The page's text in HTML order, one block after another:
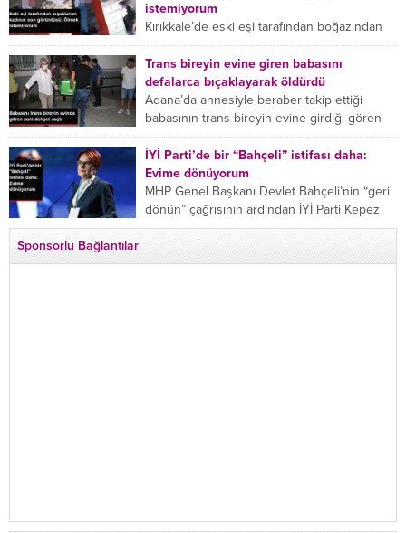
istemiyorum
Kırıkkale’de eski eşi tarafından boğazından
bıçaklanan Emine Bulut’un “Ben ölmek
istemiyorum” demesi ve yanında bulunan 10
yaşındaki kızının “Anne lütfen...
Trans bireyin evine giren babasını
defalarca bıçaklayarak öldürdü
Adana’da annesiyle beraber takip ettiği
babasının trans bireyin evine girdiği gören
cani, babasını vücudunun çeşitli yerlerinden
bıçaklayarak öldürdü. Adana’da bir...
İYİ Parti’de bir “Bahçeli” istifası daha:
Evime dönüyorum
MHP Genel Başkanı Devlet Bahçeli’nin “geri
dönün” çağrısının ardından İYİ Parti Kepez
İlçe Başkan Yardımcısı Özgür Avcı “Evime
Sponsorlu Bağlantılar